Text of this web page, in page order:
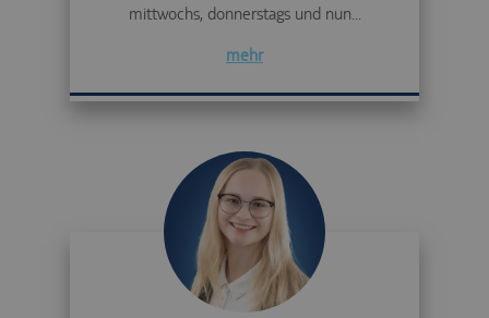
mittwochs, donnerstags und nun...
mehr